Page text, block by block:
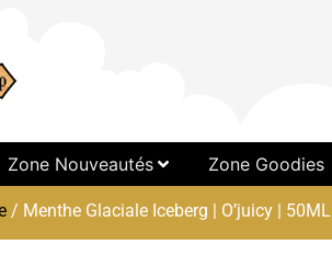
Zone Nouveautés Zone Goodies
/ Menthe Glaciale Iceberg | O’juicy | 50ML